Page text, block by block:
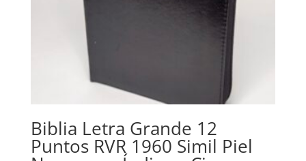
Biblia Letra Grande 12
Puntos RVR 1960 Simil Piel